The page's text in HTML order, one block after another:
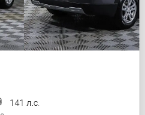
141 л.с.